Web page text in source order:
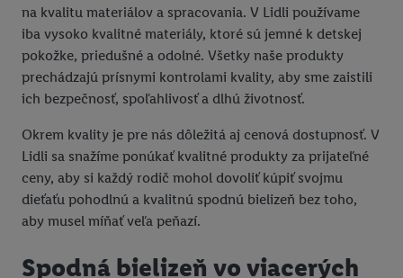
na kvalitu materiálov a spracovania. V Lidli používame
iba vysoko kvalitné materiály, ktoré sú jemné k detskej
pokožke, priedušné a odolné. Všetky naše produkty
prechádzajú prísnymi kontrolami kvality, aby sme zaistili
ich bezpečnosť, spoľahlivosť a dlhú životnosť.
Okrem kvality je pre nás dôležitá aj cenová dostupnosť. V
Lidli sa snažíme ponúkať kvalitné produkty za prijateľné
ceny, aby si každý rodič mohol dovoliť kúpiť svojmu
dieťaťu pohodlnú a kvalitnú spodnú bielizeň bez toho,
aby musel míňať veľa peňazí.
Spodná bielizeň vo viacerých